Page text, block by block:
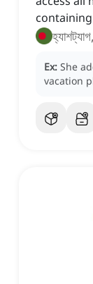
Ex: She
vacation